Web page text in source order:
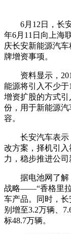
6月12日，长
年6月11日向上海
庆长安新能源汽
牌增资事项。
资料显示，
能源将引入不少于
增资扩股的方式
份，用于新能源
容。
长安汽车表
改方案，择机引
力，稳步推进公司
据电池网了解
战略——“香格里拉
车产品。同时，长
别增至3.2万辆、
标48.7万辆。